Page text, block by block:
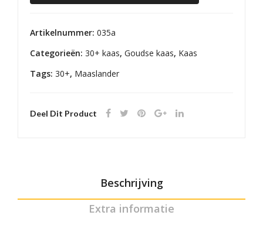
Artikelnummer: 035a
Categorieën: 30+ kaas, Goudse kaas, Kaas
Tags: 30+, Maaslander
Deel Dit Product
Beschrijving
Extra informatie